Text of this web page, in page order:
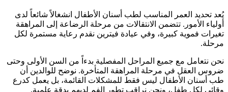
يُعد تحديد العمر المناسب لطب أسنان الأطفال انشغالاً شائعاً لدى
أولياء الأمور. تتضمن الانتقالات من مرحلة الرضاعة إلى المراهقة
تغيرات فموية كبيرة، وفي عيادة فيترين نقدم رعاية مستمرة لكل
مرحلة.
نحن نتعامل مع جميع المراحل المفصلية بدءاً من السن الأولى وحتى
ضروس العقل في مرحلة المراهقة المتأخرة. نوضح للوالدين أن
طب أسنان الأطفال ليس فقط للمشكلات القائمة، بل يعمل كدرع
وقائي لكل طفل، ونحن نراقب تطور الفم لديهم بدقة علمية.